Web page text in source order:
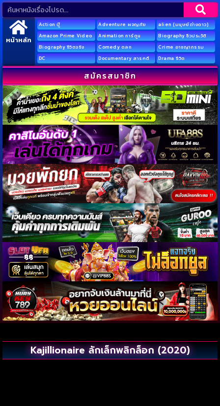
หน้าหลัก
Action บู๊ Adventure ผจญภัย
alien (มนุษย์ต่างดาว)
Amazon Prime Video
Animation การ์ตูน
Biography ชีวประวัติ
Biography ชีวิตจริง
Comedy ตลก
Crime อาชญากรรม
DC
Documentary สารคดี Drama ชีวิต
สมัครสมาชิก
Kajillionaire ลักเล็กพลิกล็อก (2020)